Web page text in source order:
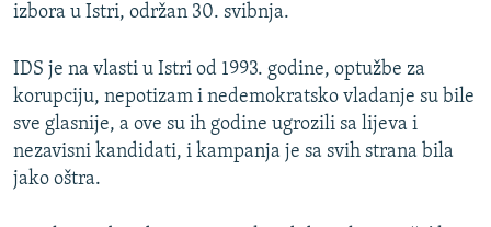
izbora u Istri, održan 30. svibnja.
IDS je na vlasti u Istri od 1993. godine, optužbe za
korupciju, nepotizam i nedemokratsko vladanje su bile
sve glasnije, a ove su ih godine ugrozili sa lijeva i
nezavisni kandidati, i kampanja je sa svih strana bila
jako oštra.